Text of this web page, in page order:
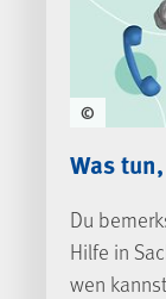
©
Was
Du
Hilfe in
wen